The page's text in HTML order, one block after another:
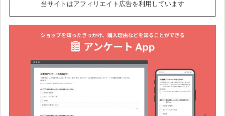
当サイトはアフィリエイト広告を利用しています